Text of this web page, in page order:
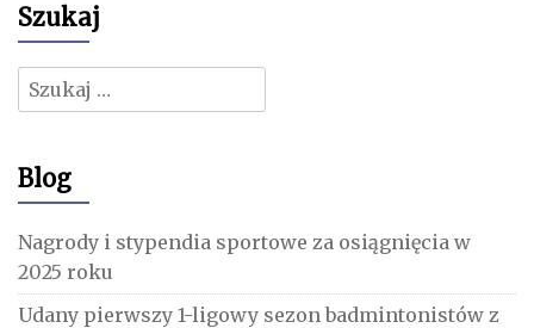
Szukaj
Szukaj:
Blog
Nagrody i stypendia sportowe za osiągnięcia w
2025 roku
Udany pierwszy 1-ligowy sezon badmintonistów z